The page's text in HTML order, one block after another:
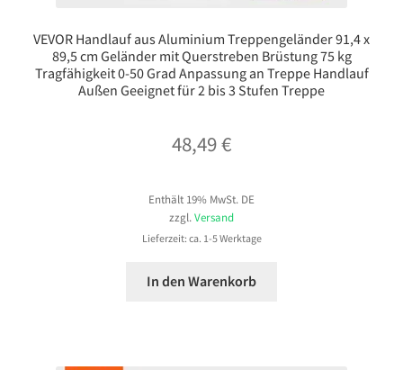
VEVOR Handlauf aus Aluminium Treppengeländer 91,4 x
89,5 cm Geländer mit Querstreben Brüstung 75 kg
Tragfähigkeit 0-50 Grad Anpassung an Treppe Handlauf
Außen Geeignet für 2 bis 3 Stufen Treppe
48,49€
Enthält 19% MwSt. DE
zzgl. Versand
Lieferzeit: ca. 1-5 Werktage
In den Warenkorb